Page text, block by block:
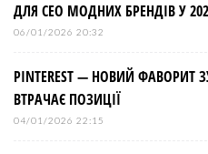
ДЛЯ СЕО МОДНИХ БРЕНДІВ У
06/01/2026 20:32
PINTEREST — НОВИЙ ФАВОРИТ
ВТРАЧАЄ ПОЗИЦІЇ
04/01/2026 22:15